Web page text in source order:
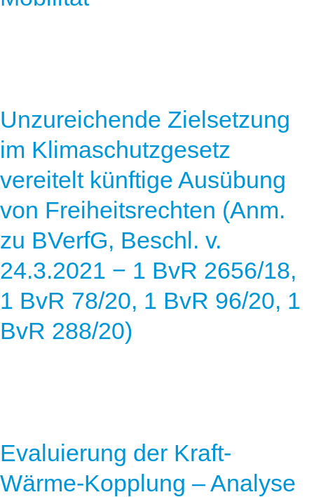
Unzureichende Zielsetzung
im Klimaschutzgesetz
vereitelt künftige Ausübung
von Freiheitsrechten (Anm.
zu BVerfG, Beschl. v.
24.3.2021 − 1 BvR 2656/18,
1 BvR 78/20, 1 BvR 96/20, 1
BvR 288/20)
Evaluierung der Kraft-
Wärme-Kopplung – Analyse